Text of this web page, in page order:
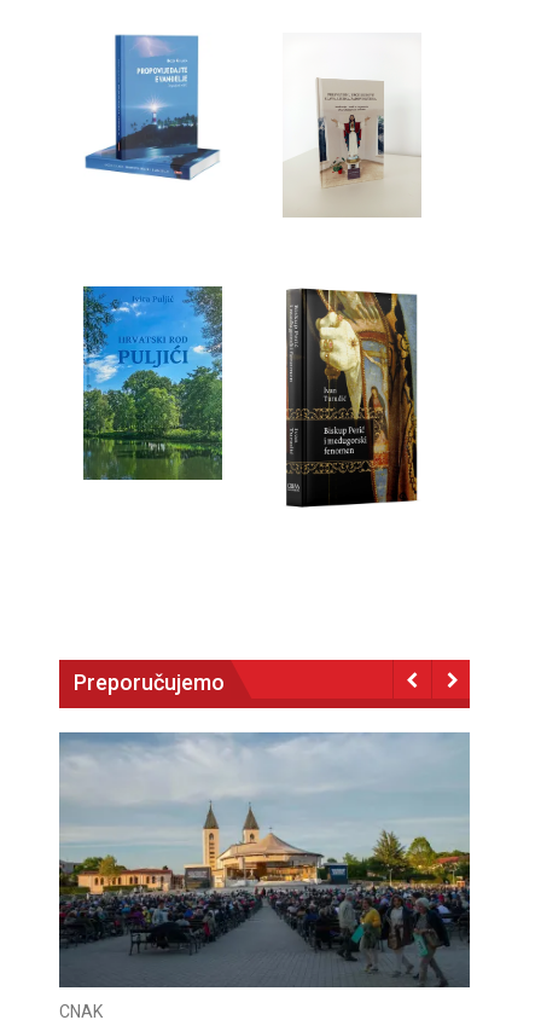
Preporučujemo
CNAK